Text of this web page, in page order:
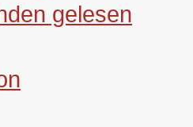
gelesen